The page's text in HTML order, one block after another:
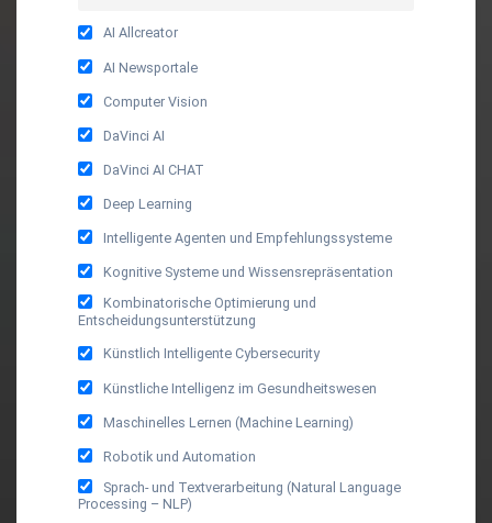
AI Allcreator
AI Newsportale
Computer Vision
DaVinci AI
DaVinci AI CHAT
Deep Learning
Intelligente Agenten und Empfehlungssysteme
Kognitive Systeme und Wissensrepräsentation
Kombinatorische Optimierung und
Entscheidungsunterstützung
Künstlich Intelligente Cybersecurity
Künstliche Intelligenz im Gesundheitswesen
Maschinelles Lernen (Machine Learning)
Robotik und Automation
Sprach- und Textverarbeitung (Natural Language
Processing – NLP)